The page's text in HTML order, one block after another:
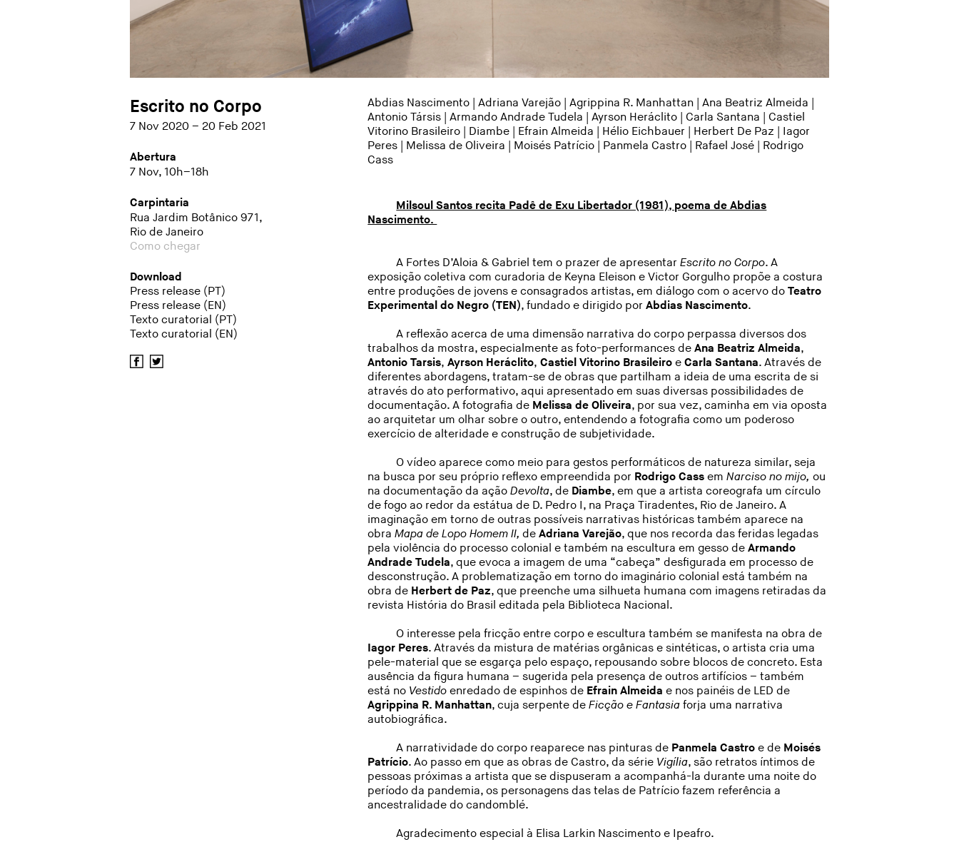
Escrito no Corpo
7 Nov 2020 – 20 Feb 2021
Abertura
7 Nov, 10h–18h
Carpintaria
Rua Jardim Botânico 971,
Rio de Janeiro
Como chegar
Download
Press release (PT)
Press release (EN)
Texto curatorial (PT)
Texto curatorial (EN)
Abdias Nascimento | Adriana Varejão | Agrippina R. Manhattan | Ana Beatriz Almeida |
Antonio Társis | Armando Andrade Tudela | Ayrson Heráclito | Carla Santana | Castiel
Vitorino Brasileiro | Diambe | Efrain Almeida | Hélio Eichbauer | Herbert De Paz | Iagor
Peres | Melissa de Oliveira | Moisés Patrício | Panmela Castro | Rafael José | Rodrigo
Cass
Milsoul Santos recita Padê de Exu Libertador (1981), poema de Abdias
Nascimento.
A Fortes D’Aloia & Gabriel tem o prazer de apresentarEscrito no Corpo. A
exposição coletiva com curadoria de Keyna Eleison e Victor Gorgulho propõe a costura
entre produções de jovens e consagrados artistas, em diálogo com o acervo doTeatro
Experimental do Negro (TEN), fundado e dirigido porAbdias Nascimento.
A reflexão acerca de uma dimensão narrativa do corpo perpassa diversos dos
trabalhos da mostra, especialmente as foto-performances deAna Beatriz Almeida,
Antonio Tarsis, Ayrson Heráclito, Castiel Vitorino Brasileiroe Carla Santana. Através de
diferentes abordagens, tratam-se de obras que partilham a ideia de uma escrita de si
através do ato performativo, aqui apresentado em suas diversas possibilidades de
documentação. A fotografia de Melissa de Oliveira, por sua vez, caminha em via oposta
ao arquitetar um olhar sobre o outro, entendendo a fotografia como um poderoso
exercício de alteridade e construção de subjetividade.
O vídeo aparece como meio para gestos performáticos de natureza similar, seja
na busca por seu próprio reflexo empreendida por Rodrigo Cass emNarciso no mijo, ou
na documentação da açãoDevolta, de Diambe, em que a artista coreografa um círculo
de fogo ao redor da estátua de D. Pedro I, na Praça Tiradentes, Rio de Janeiro. A
imaginação em torno de outras possíveis narrativas históricas também aparece na
obraMapa de Lopo Homem II,deAdriana Varejão, que nos recorda das feridas legadas
pela violência do processo colonial e também na escultura em gesso deArmando
Andrade Tudela, que evoca a imagem de uma “cabeça” desfigurada em processo de
desconstrução. A problematização em torno do imaginário colonial está também na
obra de Herbert de Paz, que preenche uma silhueta humana com imagens retiradas da
revista História do Brasil editada pela Biblioteca Nacional.
O interesse pela fricção entre corpo e escultura também se manifesta na obra de
Iagor Peres. Através da mistura de matérias orgânicas e sintéticas, o artista cria uma
pele-material que se esgarça pelo espaço, repousando sobre blocos de concreto. Esta
ausência da figura humana – sugerida pela presença de outros artifícios – também
está no Vestido enredado de espinhos de Efrain Almeida e nos painéis de LED de
Agrippina R. Manhattan, cuja serpente deFicção e Fantasia forja uma narrativa
autobiográfica.
A narratividade do corpo reaparece nas pinturas de Panmela Castro e de Moisés
Patrício. Ao passo em que as obras de Castro, da série Vigília, são retratos íntimos de
pessoas próximas a artista que se dispuseram a acompanhá-la durante uma noite do
período da pandemia, os personagens das telas de Patrício fazem referência a
ancestralidade do candomblé.
Agradecimento especial à Elisa Larkin Nascimento e Ipeafro.